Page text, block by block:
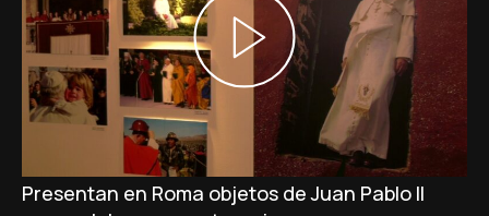
Presentan en Roma objetos de Juan Pablo II